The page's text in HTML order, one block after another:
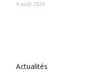
4 août 2026
Actualités